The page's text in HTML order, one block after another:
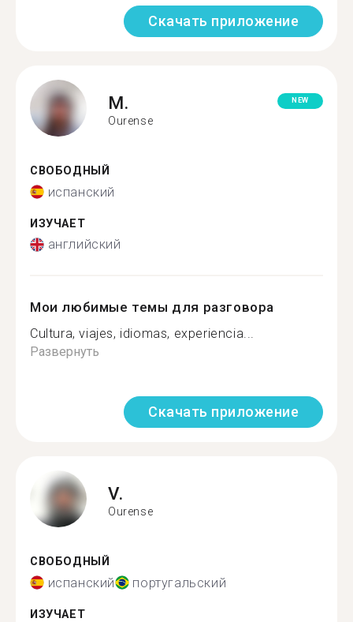
Скачать приложение
M.
Ourense
NEW
СВОБОДНЫЙ
испанский
ИЗУЧАЕТ
английский
Мои любимые темы для разговора
Cultura, viajes, idiomas, experiencia...
Развернуть
Скачать приложение
V.
Ourense
СВОБОДНЫЙ
испанский португальский
ИЗУЧАЕТ